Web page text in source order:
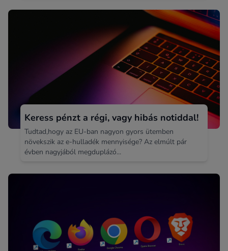
Keress pénzt a régi, vagy hibás notiddal!
Tudtad,hogy az EU-ban nagyon gyors ütemben
növekszik az e-hulladék mennyisége? Az elmúlt pár
évben nagyjából megduplázó...